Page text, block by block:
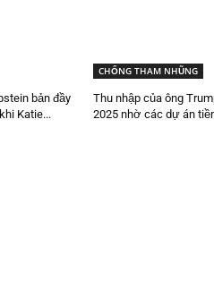
bản đầy
Katie...
CHỐNG THAM NHŨNG
Thu nhập của ông
2025 nhờ các dự án